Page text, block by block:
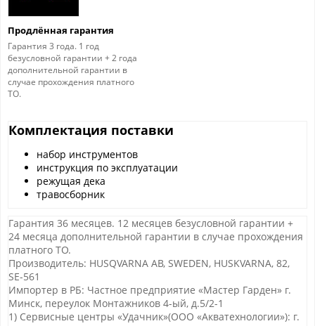
Продлённая гарантия
Гарантия 3 года. 1 год
безусловной гарантии + 2 года
дополнительной гарантии в
случае прохождения платного
ТО.
Комплектация поставки
набор инструментов
инструкция по эксплуатации
режущая дека
травосборник
Гарантия 36 месяцев. 12 месяцев безусловной гарантии +
24 месяца дополнительной гарантии в случае прохождения
платного ТО.
Производитель: HUSQVARNA AB, SWEDEN, HUSKVARNA, 82,
SE-561
Импортер в РБ: Частное предприятие «Мастер Гарден» г.
Минск, переулок Монтажников 4-ый, д.5/2-1
1) Сервисные центры «Удачник»(ООО «Акватехнологии»): г.